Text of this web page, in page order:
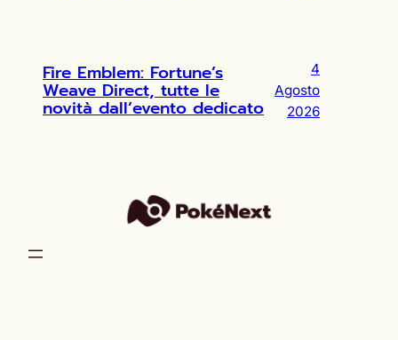
Fire Emblem: Fortune’s
Weave Direct, tutte le
novità dall’evento dedicato
4
Agosto
2026